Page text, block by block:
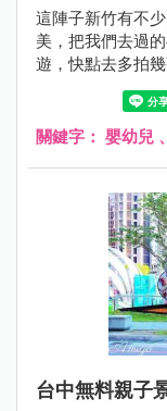
這陣子新竹有不
美，把我們去過
遊，快點去多拍
關鍵字： 嬰幼兒
台中無料親子